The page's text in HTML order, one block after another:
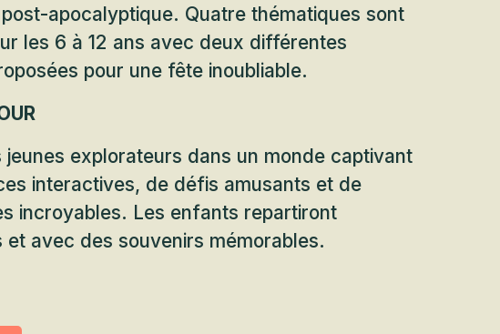
apocalyptique. Quatre thématiques sont
les 6 à 12 ans avec deux différentes
pour une fête inoubliable.
jeunes explorateurs dans un monde captivant
interactives, de défis amusants et de
incroyables. Les enfants repartiront
et avec des souvenirs mémorables.